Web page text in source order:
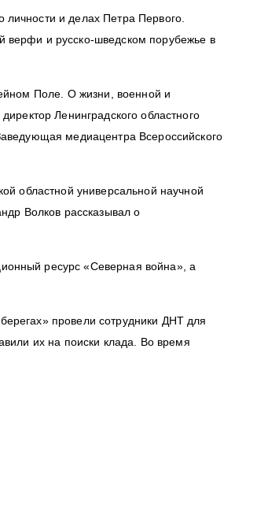
и делах Петра Первого.
верфи и русско-шведском порубежье в
Поле. О жизни, военной и
Ленинградского областного
медиацентра Всероссийского
областной универсальной научной
Волков рассказывал о
ресурс «Северная война», а
провели сотрудники ДНТ для
их на поиски клада. Во время